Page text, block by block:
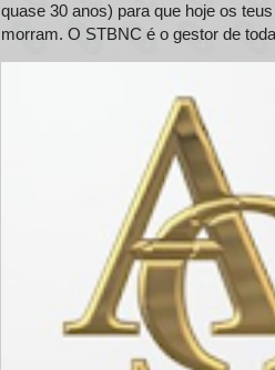
quase 30 anos) para que hoje os
morram. O STBNC é o gestor de